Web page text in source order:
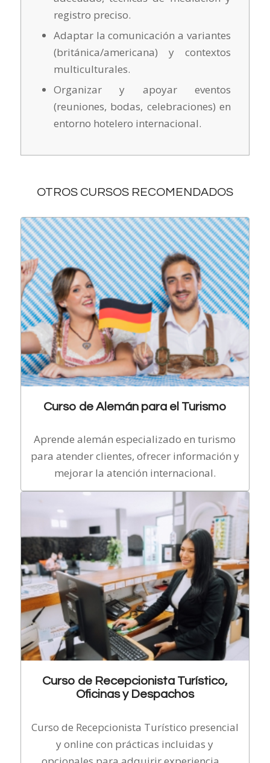
registro preciso.
Adaptar la comunicación a variantes
(británica/americana) y contextos
multiculturales.
Organizar y apoyar eventos
(reuniones, bodas, celebraciones) en
entorno hotelero internacional.
OTROS CURSOS RECOMENDADOS
Curso de Alemán para el Turismo
Aprende alemán especializado en turismo
para atender clientes, ofrecer información y
mejorar la atención internacional.
Curso de Recepcionista Turístico,
Oficinas y Despachos
Curso de Recepcionista Turístico presencial
y online con prácticas incluidas y